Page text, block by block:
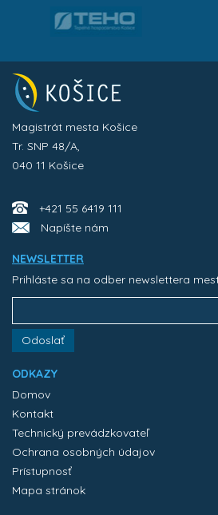
Magistrát mesta Košice
Tr. SNP 48/A,
040 11 Košice
+421 55 6419 111
Napíšte nám
NEWSLETTER
Prihláste sa na odber newslettera
Odoslať
ODKAZY
Domov
Kontakt
Technický prevádzkovateľ
Ochrana osobných údajov
Prístupnosť
Mapa stránok